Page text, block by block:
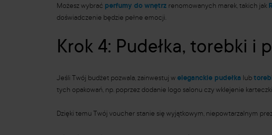
Możesz wybrać perfumy do wnętrz renomowanych marek, takich jak
doświadczenie będzie pełne emocji.
Krok 4: Pudełka, torebki i
Jeśli Twój budżet pozwala, zainwestuj w eleganckie pudełka lub
tych opakowań, np. poprzez dodanie logo salonu czy wklejenie
Dzięki temu Twój voucher stanie się wyjątkowym, niepowtarzalnym